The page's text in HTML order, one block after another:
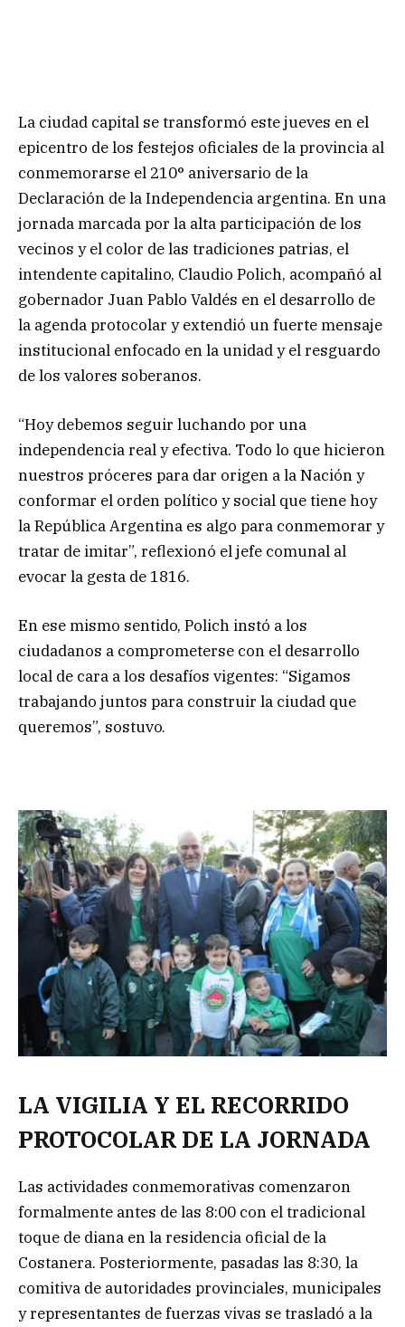
La ciudad capital se transformó este jueves en el
epicentro de los festejos oficiales de la provincia al
conmemorarse el 210° aniversario de la
Declaración de la Independencia argentina. En una
jornada marcada por la alta participación de los
vecinos y el color de las tradiciones patrias, el
intendente capitalino, Claudio Polich, acompañó al
gobernador Juan Pablo Valdés en el desarrollo de
la agenda protocolar y extendió un fuerte mensaje
institucional enfocado en la unidad y el resguardo
de los valores soberanos.
“Hoy debemos seguir luchando por una
independencia real y efectiva. Todo lo que hicieron
nuestros próceres para dar origen a la Nación y
conformar el orden político y social que tiene hoy
la República Argentina es algo para conmemorar y
tratar de imitar”, reflexionó el jefe comunal al
evocar la gesta de 1816.
En ese mismo sentido, Polich instó a los
ciudadanos a comprometerse con el desarrollo
local de cara a los desafíos vigentes: “Sigamos
trabajando juntos para construir la ciudad que
queremos”, sostuvo.
LA VIGILIA Y EL RECORRIDO
PROTOCOLAR DE LA JORNADA
Las actividades conmemorativas comenzaron
formalmente antes de las 8:00 con el tradicional
toque de diana en la residencia oficial de la
Costanera. Posteriormente, pasadas las 8:30, la
comitiva de autoridades provinciales, municipales
y representantes de fuerzas vivas se trasladó a la